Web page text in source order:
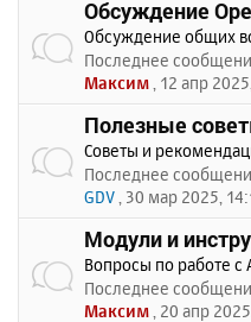
Обсуждение
Обсуждение общих
Последнее
Максим , 12 апр
Полезные
Советы и
Последнее
GDV , 30 мар 2025,
Модули и
Вопросы по работе с
Последнее
Максим , 20 апр